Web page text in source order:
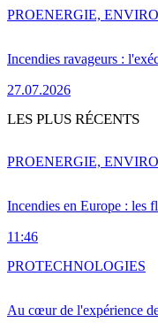
Incendies ravageurs :
27.07.2026
PROENERGIE,
LES PLUS RÉCENTS
Incendies en Europe : les
11:46
PROENERGIE,
Au cœur de l'expérience
PROTECHNOLOGIES